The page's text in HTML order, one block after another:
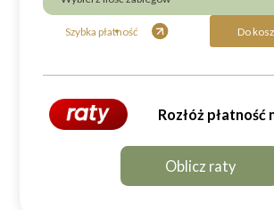
Szybka płatność Do
Rozłóż płatność
Oblicz raty